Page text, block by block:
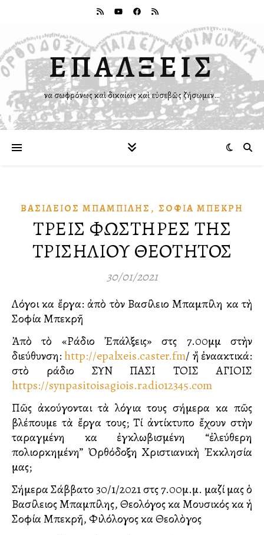
ΕΠΑΛΞΕΙΣ
Ἵνα σωφρόνως καὶ δικαίως καὶ εὐσεβῶς ζήσωμεν…
ΒΑΣΊΛΕΙΟΣ ΜΠΑΜΠΊΛΗΣ , ΣΟΦΊΑ ΜΠΕΚΡΉ
ΤΡΕΙΣ ΦΩΣΤΗΡΕΣ ΤΗΣ
ΤΡΙΣΗΛΙΟΥ ΘΕΟΤΗΤΟΣ
30/01/2021
Λόγοι καὶ ἔργα: ἀπὸ τὸν Βασίλειο Μπαμπίλη καὶ τὴ
Σοφία Μπεκρῆ
Ἀπὸ τὸ «Ράδιο Ἐπάλξεις» στὶς 7.00μμ στὴν
διεύθυνση:http://epalxeis.caster.fm/ ἤ ἐναλλακτικά:
στὸ ράδιο ΣΥΝ ΠΑΣΙ ΤΟΙΣ ΑΓΙΟΙΣ
https://synpasitoisagiois.radio12345.com
Πῶς ἀκούγονται τὰ λόγια τους σήμερα καὶ πῶς
βλέπουμε τὰ ἔργα τους; Τί ἀντίκτυπο ἔχουν στὴν
ταραγμένη καὶ ἐγκλωβισμένη “ἐλεύθερη
πολιορκημένη” Ὀρθόδοξη Χριστιανικὴ Ἐκκλησία
μας;
Σήμερα Σάββατο 30/1/2021 στὶς 7.00μ.μ. μαζί μας ὁ
Βασίλειος Μπαμπίλης, Θεολόγος καὶ Μουσικός καὶ ἡ
Σοφία Μπεκρῆ, Φιλόλογος καὶ Θεολὸγος